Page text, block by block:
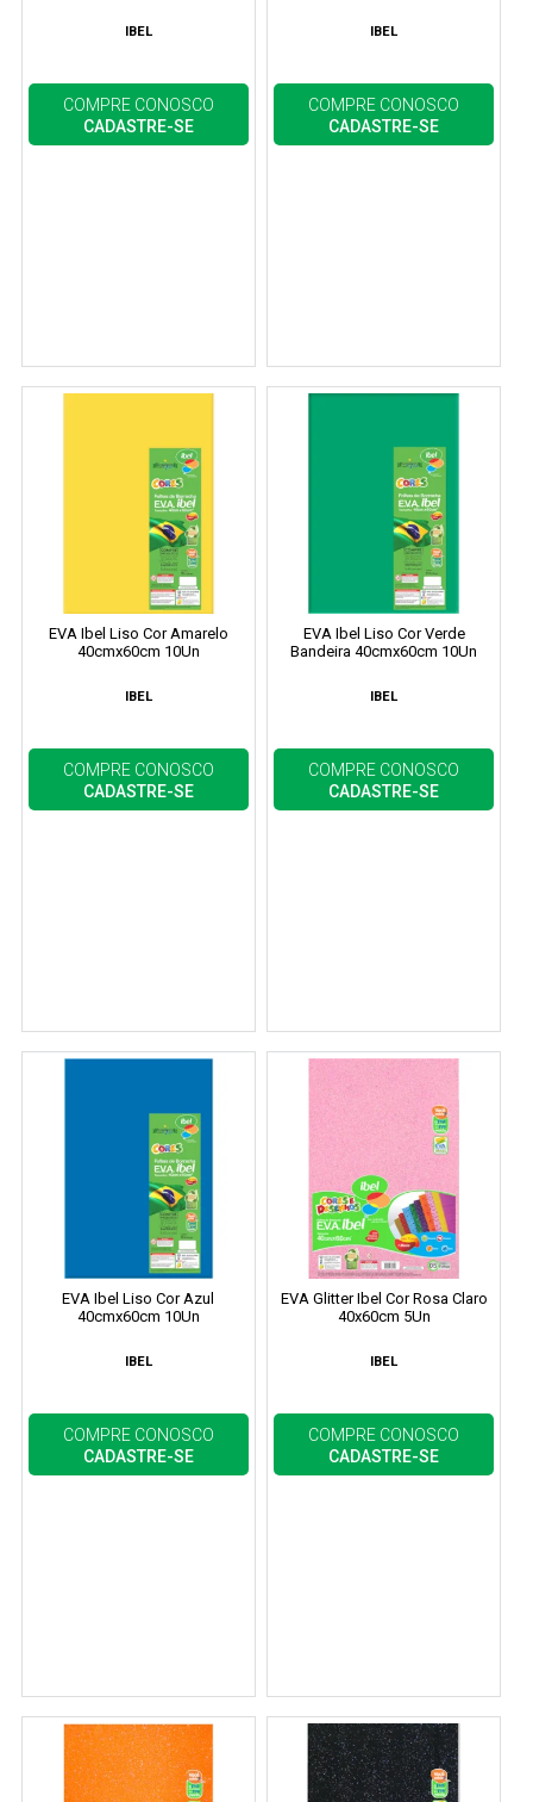
IBEL
COMPRE CONOSCO
CADASTRE-SE
IBEL
COMPRE CONOSCO
CADASTRE-SE
EVA Ibel Liso Cor Amarelo
40cmx60cm 10Un
IBEL
COMPRE CONOSCO
CADASTRE-SE
EVA Ibel Liso Cor Verde
Bandeira 40cmx60cm 10Un
IBEL
COMPRE CONOSCO
CADASTRE-SE
EVA Ibel Liso Cor Azul
40cmx60cm 10Un
IBEL
COMPRE CONOSCO
CADASTRE-SE
EVA Glitter Ibel Cor Rosa Claro
40x60cm 5Un
IBEL
COMPRE CONOSCO
CADASTRE-SE